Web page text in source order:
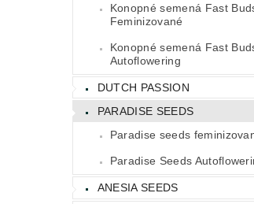
Konopné semená Fast
Feminizované
Konopné semená Fast
Autoflowering
DUTCH PASSION
PARADISE SEEDS
Paradise seeds
Paradise Seeds
ANESIA SEEDS